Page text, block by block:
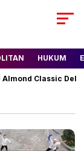
HUKUM
Almond Classic